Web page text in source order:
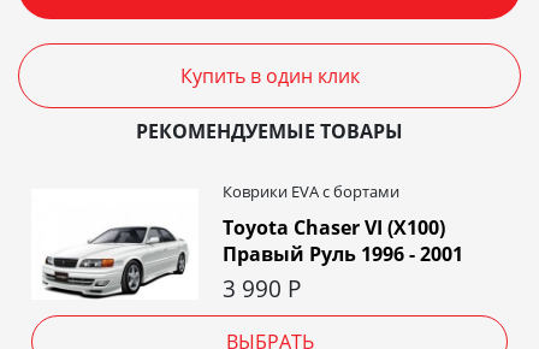
Купить в один клик
РЕКОМЕНДУЕМЫЕ ТОВАРЫ
Коврики EVA c бортами
Toyota Chaser VI (X100)
Правый Руль 1996 - 2001
3 990 Р
ВЫБРАТЬ